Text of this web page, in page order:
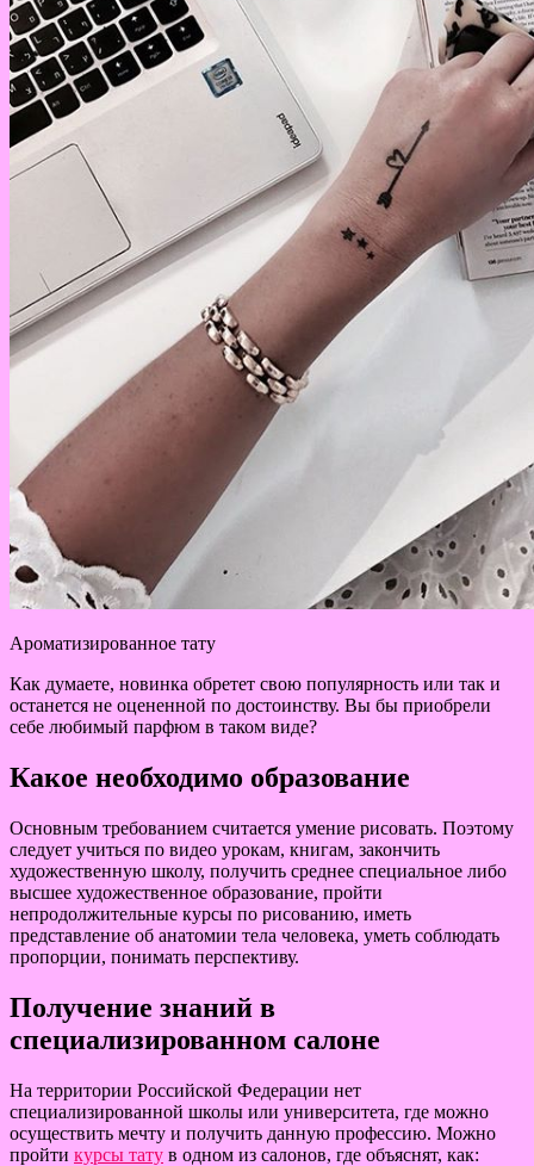
Ароматизированное тату
Как думаете, новинка обретет свою популярность или так и
останется не оцененной по достоинству. Вы бы приобрели
себе любимый парфюм в таком виде?
Какое необходимо образование
Основным требованием считается умение рисовать. Поэтому
следует учиться по видео урокам, книгам, закончить
художественную школу, получить среднее специальное либо
высшее художественное образование, пройти
непродолжительные курсы по рисованию, иметь
представление об анатомии тела человека, уметь соблюдать
пропорции, понимать перспективу.
Получение знаний в
специализированном салоне
На территории Российской Федерации нет
специализированной школы или университета, где можно
осуществить мечту и получить данную профессию. Можно
пройти курсы тату в одном из салонов, где объяснят, как: